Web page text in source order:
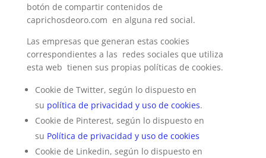
botón de compartir contenidos de
caprichosdeoro.com en alguna red social.
Las empresas que generan estas cookies
correspondientes a las redes sociales que utiliza
esta web tienen sus propias políticas de cookies.
Cookie de Twitter, según lo dispuesto en
su política de privacidad y uso de cookies.
Cookie de Pinterest, según lo dispuesto en
su Política de privacidad y uso de cookies
Cookie de Linkedin, según lo dispuesto en